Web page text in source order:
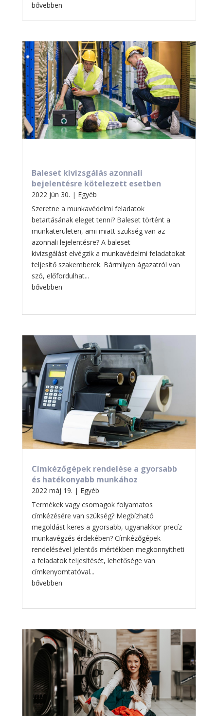
bővebben
Baleset kivizsgálás azonnali
bejelentésre kötelezett esetben
2022 jún 30. | Egyéb
Szeretne a munkavédelmi feladatok
betartásának eleget tenni? Baleset történt a
munkaterületen, ami miatt szükség van az
azonnali lejelentésre? A baleset
kivizsgálást elvégzik a munkavédelmi feladatokat
teljesítő szakemberek. Bármilyen ágazatról van
szó, előfordulhat...
bővebben
Címkézőgépek rendelése a gyorsabb
és hatékonyabb munkához
2022 máj 19. | Egyéb
Termékek vagy csomagok folyamatos
címkézésére van szükség? Megbízható
megoldást keres a gyorsabb, ugyanakkor precíz
munkavégzés érdekében? Címkézőgépek
rendelésével jelentős mértékben megkönnyítheti
a feladatok teljesítését, lehetősége van
címkenyomtatóval...
bővebben